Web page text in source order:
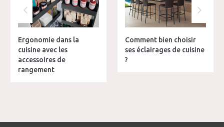
Ergonomie dans la
cuisine avec les
accessoires de
rangement
Comment bien choisir
ses éclairages de cuisine
?